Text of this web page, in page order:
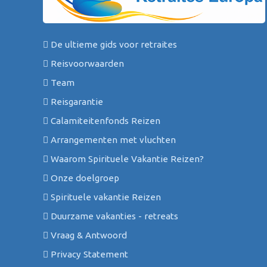
De ultieme gids voor retraites
Reisvoorwaarden
Team
Reisgarantie
Calamiteitenfonds Reizen
Arrangementen met vluchten
Waarom Spirituele Vakantie Reizen?
Onze doelgroep
Spirituele vakantie Reizen
Duurzame vakanties - retreats
Vraag & Antwoord
Privacy Statement